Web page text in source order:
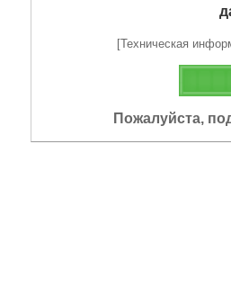
[Техническая
Пожалуйста,